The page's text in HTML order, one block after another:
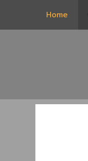
content
Home